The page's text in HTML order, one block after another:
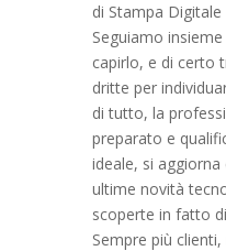
di Stampa
Seguiamo
capirlo, e di certo
dritte per
di tutto, la
preparato e
ideale, si
ultime novità
scoperte in fatto
Sempre più